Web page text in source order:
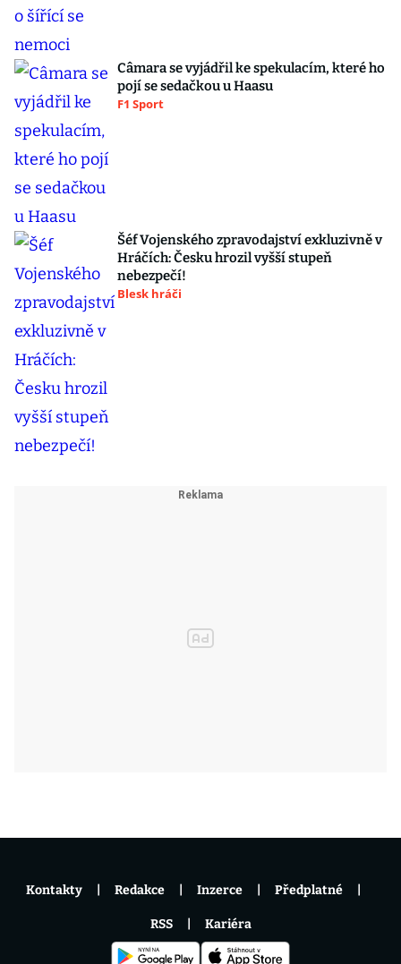
Câmara se vyjádřil ke spekulacím, které ho
pojí se sedačkou u Haasu
F1 Sport
Šéf Vojenského zpravodajství exkluzivně v
Hráčích: Česku hrozil vyšší stupeň
nebezpečí!
Blesk hráči
Kontakty Redakce Inzerce Předplatné
RSS Kariéra